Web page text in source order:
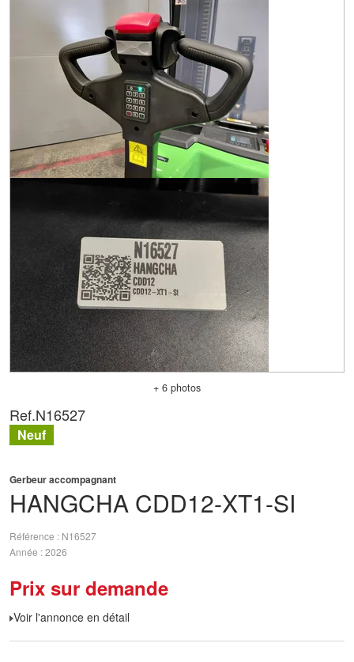
+ 6 photos
HANGCHA CDD12-XT1-SI
Gerbeur accompagnant
Référence
N16527
Année 2026
Prix sur demande
Voir l'annonce en détail
Ref.N16527
Neuf